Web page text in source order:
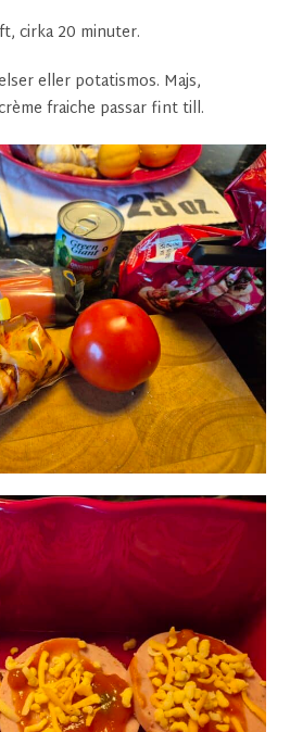
cirka 20 minuter.
eller potatismos. Majs,
fraiche passar fint till.